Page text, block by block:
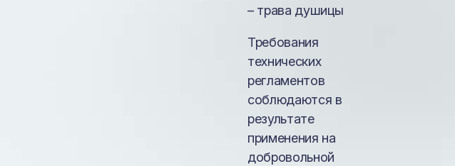
– трава душицы
Требования
технических
регламентов
соблюдаются в
результате
применения на
добровольной